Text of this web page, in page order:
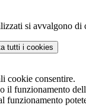
si avvalgono
tutti i cookies
cookie consentire.
il funzionamento
funzionamento